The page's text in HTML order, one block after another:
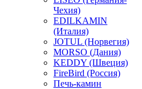
Чехия)
EDILKAMIN
(Италия)
JOTUL (Норвегия)
MORSO (Дания)
KEDDY (Швеция)
FireBird (Россия)
Печь-камин